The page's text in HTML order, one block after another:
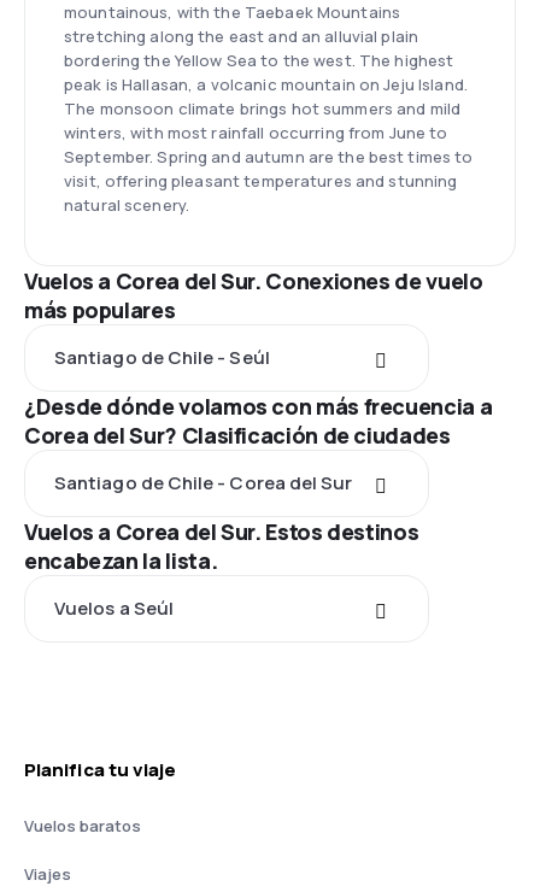
mountainous, with the Taebaek Mountains
stretching along the east and an alluvial plain
bordering the Yellow Sea to the west. The highest
peak is Hallasan, a volcanic mountain on Jeju Island.
The monsoon climate brings hot summers and mild
winters, with most rainfall occurring from June to
September. Spring and autumn are the best times to
visit, offering pleasant temperatures and stunning
natural scenery.
Vuelos a Corea del Sur. Conexiones de vuelo
más populares
Santiago de Chile - Seúl
¿Desde dónde volamos con más frecuencia a
Corea del Sur? Clasificación de ciudades
Santiago de Chile - Corea del Sur
Vuelos a Corea del Sur. Estos destinos
encabezan la lista.
Vuelos a Seúl
Planifica tu viaje
Vuelos baratos
Viajes